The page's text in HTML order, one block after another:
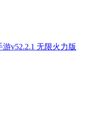
v52.2.1 无限火力版